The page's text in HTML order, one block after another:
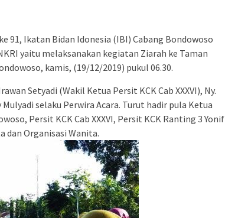
91, Ikatan Bidan Idonesia (IBI) Cabang Bondowoso
yaitu melaksanakan kegiatan Ziarah ke Taman
kamis, (19/12/2019) pukul 06.30.
Setyadi (Wakil Ketua Persit KCK Cab XXXVI), Ny.
selaku Perwira Acara. Turut hadir pula Ketua
Persit KCK Cab XXXVI, Persit KCK Ranting 3 Yonif
dan Organisasi Wanita.